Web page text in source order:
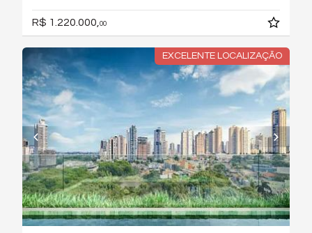
R$ 1.220.000, 00
EXCELENTE LOCALIZAÇÃO